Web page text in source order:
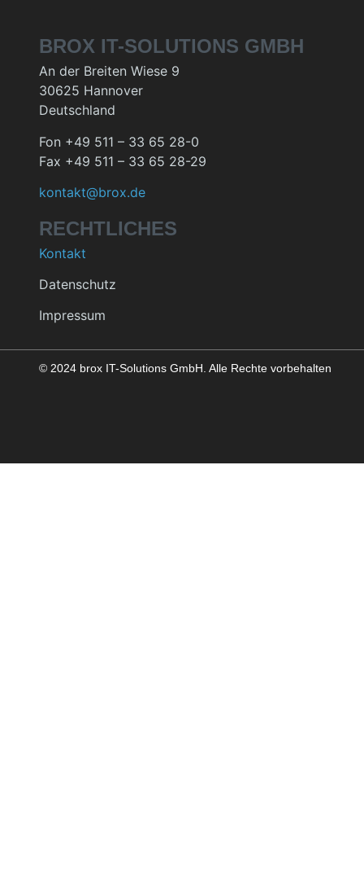
BROX IT-SOLUTIONS GMBH
An der Breiten Wiese 9
30625 Hannover
Deutschland
Fon +49 511 – 33 65 28-0
Fax +49 511 – 33 65 28-29
kontakt@brox.de
RECHTLICHES
Kontakt
Datenschutz
Impressum
© 2024 brox IT-Solutions GmbH. Alle Rechte vorbehalten